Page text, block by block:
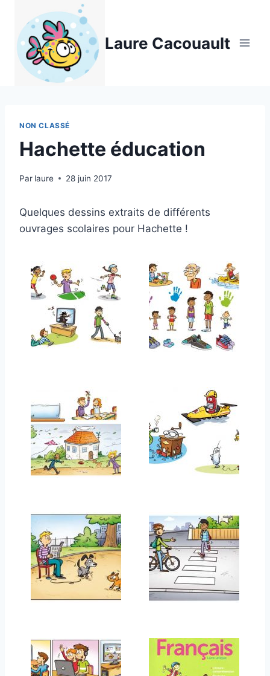
contenu
Laure Cacouault
NON CLASSÉ
Hachette éducation
Par laure 28 juin 2017
Quelques dessins extraits de différents
ouvrages scolaires pour Hachette !